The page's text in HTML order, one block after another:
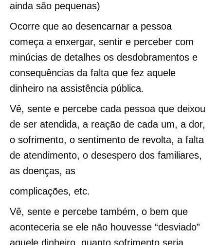
ainda são pequenas)
Ocorre que ao desencarnar a pessoa
começa a enxergar, sentir e perceber com
minúcias de detalhes os desdobramentos e
consequências da falta que fez aquele
dinheiro na assistência pública.
Vê, sente e percebe cada pessoa que deixou
de ser atendida, a reação de cada um, a dor,
o sofrimento, o sentimento de revolta, a falta
de atendimento, o desespero dos familiares,
as doenças, as
complicações, etc.
Vê, sente e percebe também, o bem que
aconteceria se ele não houvesse “desviado”
aquele dinheiro, quanto sofrimento seria